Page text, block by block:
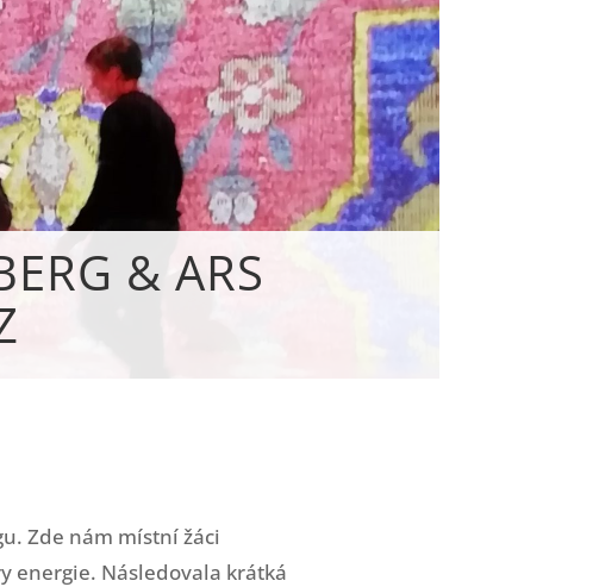
& ARS
Zde nám místní žáci
energie. Následovala krátká